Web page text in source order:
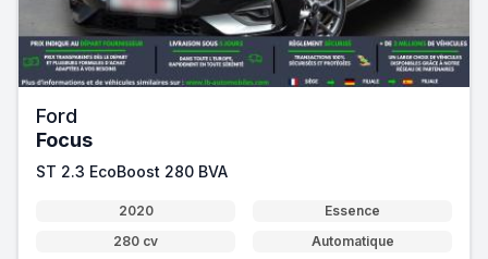
Ford
Focus
ST 2.3 EcoBoost 280 BVA
2020
Essence
280 cv
Automatique